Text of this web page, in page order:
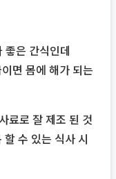
좋은 간식인데
면 몸에 해가 되는
료로 잘 제조 된 것
수 있는 식사 시